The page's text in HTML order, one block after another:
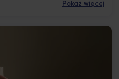
– dostępowi do
trwania i przeznaczeniem.
Pokaż więcej